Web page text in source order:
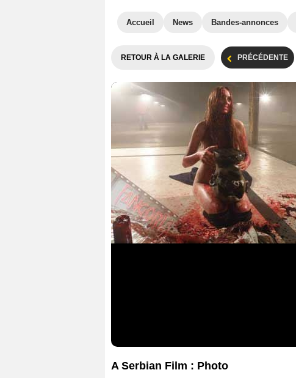
Accueil News Bandes-annonces
RETOUR À LA GALERIE PRÉCÉDENTE
A Serbian Film : Photo